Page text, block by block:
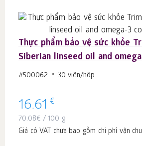
Thực phẩm bảo vệ sức khỏe
Siberian linseed oil and
#500062 30 viên/hộp
16.61 €
70.08€ / 100 g
Giá có VAT chưa bao gồm chi phí vận